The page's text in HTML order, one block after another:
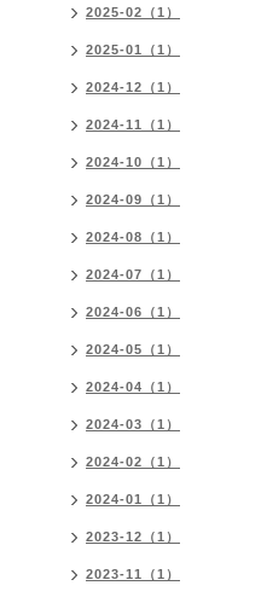
2025-02（1）
2025-01（1）
2024-12（1）
2024-11（1）
2024-10（1）
2024-09（1）
2024-08（1）
2024-07（1）
2024-06（1）
2024-05（1）
2024-04（1）
2024-03（1）
2024-02（1）
2024-01（1）
2023-12（1）
2023-11（1）